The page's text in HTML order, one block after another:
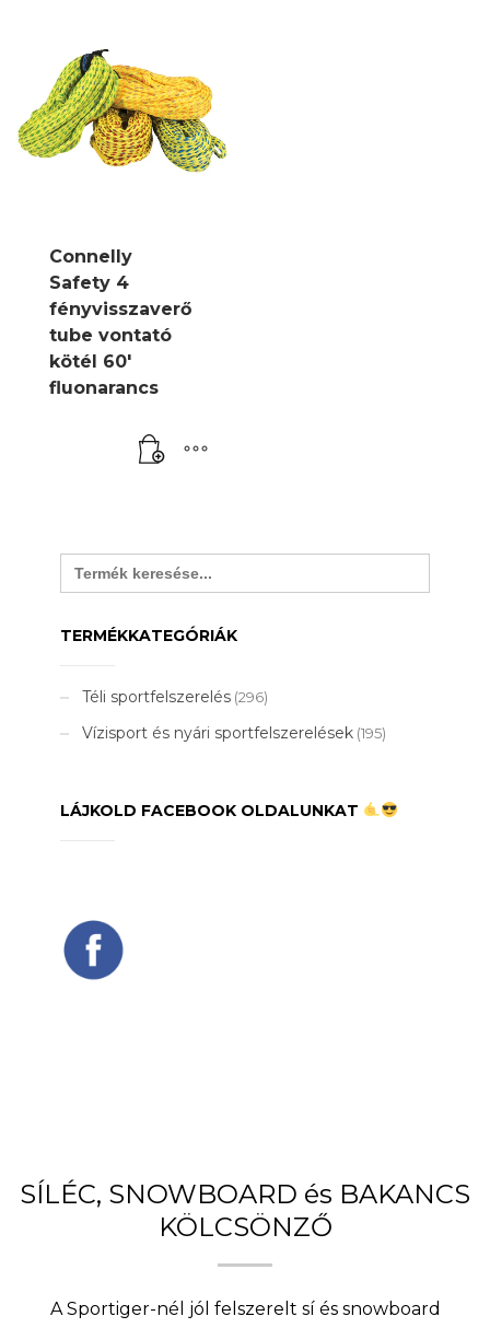
Connelly
Safety 4
fényvisszaverő
tube vontató
kötél 60′
fluonarancs
Search
for:
TERMÉKKATEGÓRIÁK
Téli sportfelszerelés (296)
Vízisport és nyári sportfelszerelések (195)
LÁJKOLD FACEBOOK OLDALUNKAT
SÍLÉC, SNOWBOARD és BAKANCS
KÖLCSÖNZŐ
A Sportiger-nél jól felszerelt sí és snowboard